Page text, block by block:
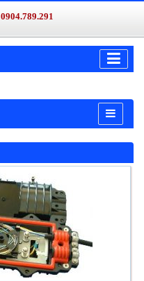
0904.789.291